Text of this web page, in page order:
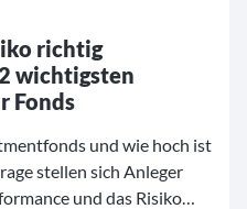
richtig
wichtigsten
Fonds
und wie hoch ist
stellen sich Anleger
und das Risiko